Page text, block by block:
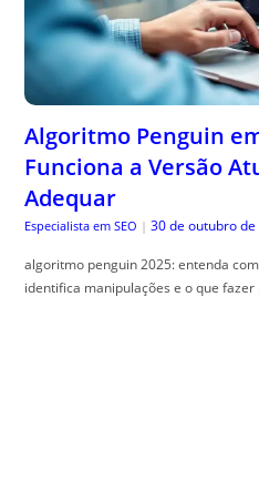
Algoritmo Penguin
Funciona a Versão
Adequar
Especialista em SEO | 30 de outubro de
algoritmo penguin 2025: entenda
identifica manipulações e o que